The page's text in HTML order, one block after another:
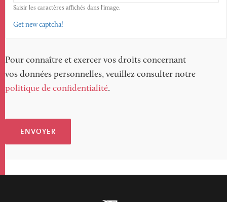
Saisir les caractères affichés dans l'image.
Get new captcha!
Pour connaître et exercer vos droits concernant
vos données personnelles, veuillez consulter notre
politique de confidentialité.
ENVOYER